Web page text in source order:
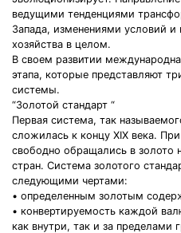
ведущими тенденциями
Запада, изменениями условий и
хозяйства в целом.
В своем развитии
этапа, которые представляют
системы.
“Золотой стандарт “
Первая система, так
сложилась к концу XIX века.
свободно обращались в золото
стран. Система золотого
следующими чертами:
• определенным золотым
• конвертируемость каждой
как внутри, так и за пределами